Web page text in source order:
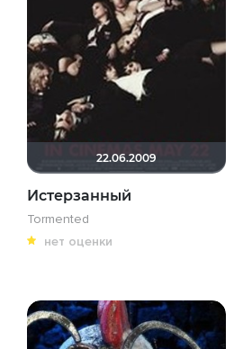
22.06.2009
Истерзанный
Tormented
нет оценки